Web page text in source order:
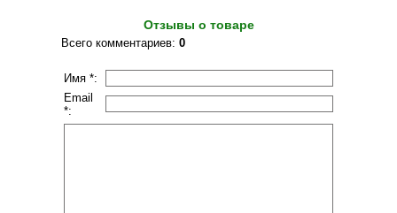
Отзывы о товаре
Всего комментариев: 0
Имя *:
Email
*: